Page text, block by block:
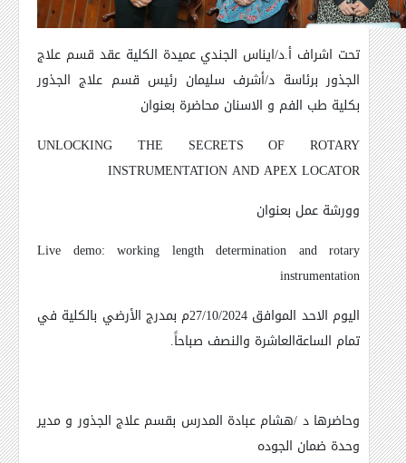
تحت اشراف أ.د/ايناس الجندي عميدة الكلية عقد قسم علاج
الجذور برئاسة د/أشرف سليمان رئيس قسم علاج الجذور
بكلية طب الفم و الاسنان محاضرة بعنوان
UNLOCKING THE SECRETS OF ROTARY
INSTRUMENTATION AND APEX LOCATOR
وورشة عمل بعنوان
Live demo: working length determination and rotary
instrumentation
اليوم الاحد الموافق 27/10/2024م بمدرج الأرضي بالكلية في
تمام الساعةالعاشرة والنصف صباحاً.
وحاضرها د /هشام عبادة المدرس بقسم علاج الجذور و مدير
وحدة ضمان الجوده